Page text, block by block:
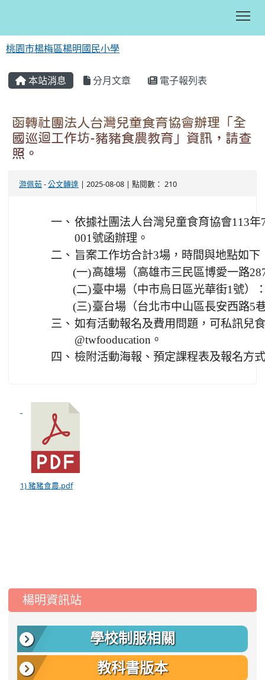
桃園市楊梅區楊明國民小學
本站消息 分月文章 電子報列表
函轉社團法人台灣兒童食育協會辦理「全
國巡迴工作坊-豬豬食農教育」資訊，請查
照。
游佩茹 -公文轉達 | 2025-08-08 | 點閱數： 210
一、 依據社團法人台灣兒童食育協會113
001號函辦理。
二、 旨案工作坊合計3場，時間與地點如下
(一)高雄場（高雄市三民區博愛一路
(二)臺中場（中市烏日區光華街1號）
(三)臺台場（台北市中山區長安西路5
三、 如有活動報名及費用問題，可私訊兒
@twfooducation。
四、 檢附活動海報、預定課程表及報名方
1) 豬豬食農.pdf
::: 楊明資訊站
學校制服相關
教科書版本